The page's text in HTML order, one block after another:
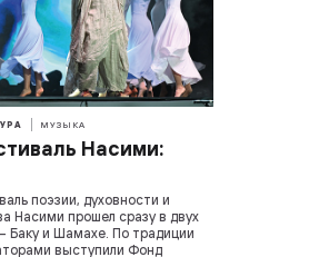
МУЗЫКА
Насими:
поэзии, духовности и
Насими прошел сразу в двух
Баку и Шамахе. По традиции
выступили Фонд